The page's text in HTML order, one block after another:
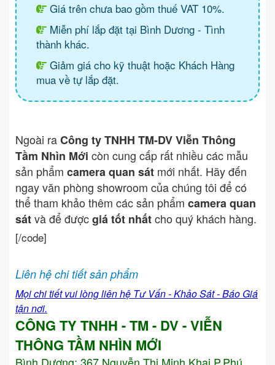
Giá trên chưa bao gồm thuế VAT 10%.
Miễn phí lắp đặt tại Bình Dương - Tình
thành khác.
Giảm giá cho kỹ thuật hoặc Khách Hàng
mua về tự lắp đặt.
Ngoài raCông ty TNHH TM-DV Viễn Thông
Tầm Nhìn Mới còn cung cấp rất nhiều các mẫu
sản phẩm camera quan sát mới nhất. Hãy đến
ngay văn phòng showroom của chúng tôi để có
thể tham khảo thêm các sản phẩm camera quan
sátvà để đượcgiá tốt nhấtcho quý khách hàng.
[/code]
Liên hệ chi tiết sản phẩm
Mọi chi tiết vui lòng liên hệ Tư Vấn - Khảo Sát - Báo Giá
tận nơi.
CÔNG TY TNHH - TM - DV - VIỄN
THÔNG TẦM NHÌN MỚI